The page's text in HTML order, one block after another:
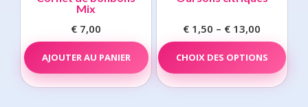
the
Mix
€ 7,00
AJOUTER AU PANIER
€ 1,50 – € 13,00
range:
€ 1,50
through
€ 13,00
CHOIX DES OPTIONS
has